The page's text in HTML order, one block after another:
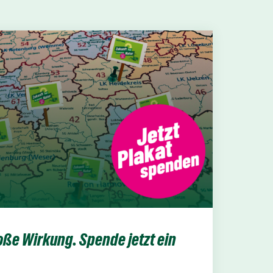
Wirkung. Spende jetzt ein